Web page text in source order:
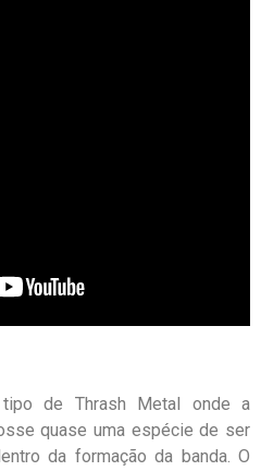
de Thrash Metal onde a
quase uma espécie de ser
da formação da banda. O